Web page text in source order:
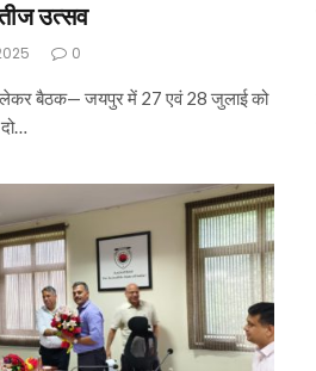
तीज उत्सव
0
लेकर बैठक— जयपुर में 27 एवं 28 जुलाई को